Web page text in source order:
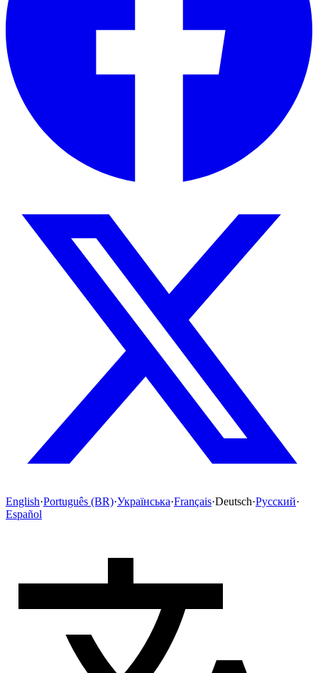
English·Português (BR)·Українська·Français·Deutsch·Русский·
Español